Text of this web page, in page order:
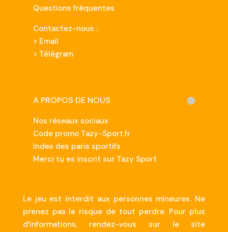
Questions fréquentes
Contactez-nous :
> Email
> Télégram
A PROPOS DE NOUS
Nos réseaux sociaux
Code promo Tazy-Sport.fr
Index des paris sportifs
Merci tu es inscrit sur Tazy Sport
Le jeu est interdit aux personnes mineures. Ne
prenez pas le risque de tout perdre. Pour plus
d’informations, rendez-vous sur le site